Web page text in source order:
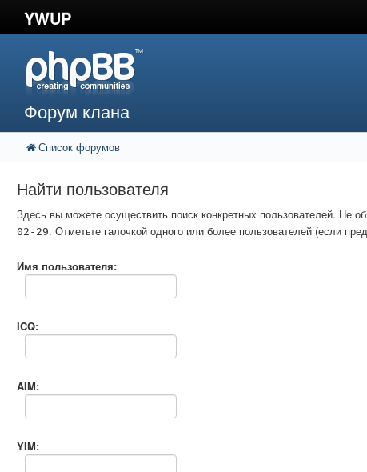
YWUP
Форум клана
Список форумов
Найти пользователя
Здесь вы можете осуществить поиск конкретных пользователей. Не
02-29. Отметьте галочкой одного или более пользователей (если
Имя пользователя:
ICQ:
AIM:
YIM: